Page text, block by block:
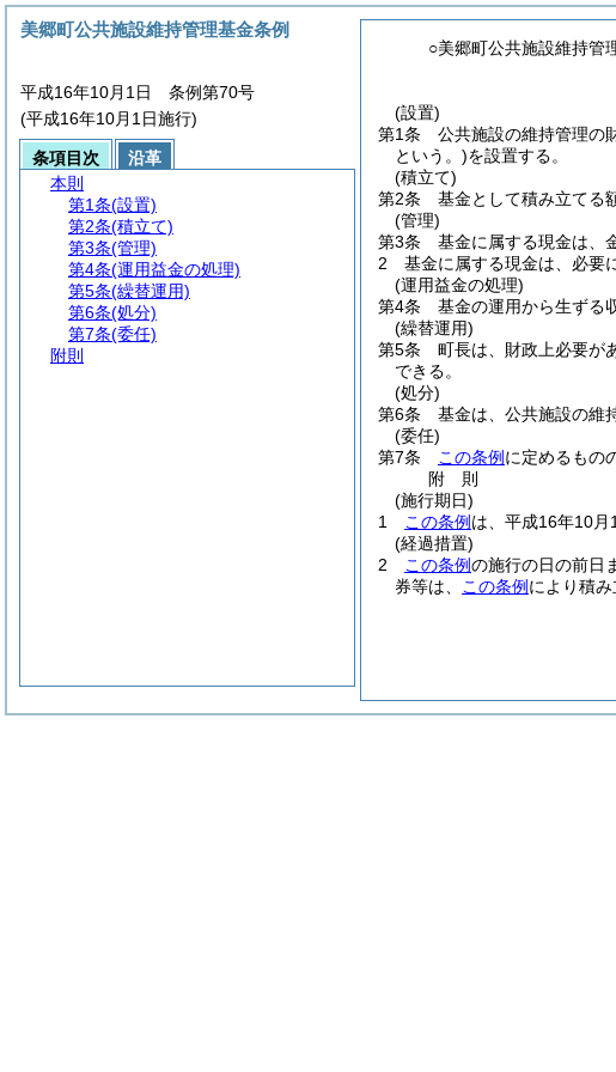
○美郷町公共施設維持管
(設置)
第1条
公共施設の維持管理の
という。)を設置する。
(積立て)
第2条
基金として積み立てる
(管理)
第3条
基金に属する現金は、
2
基金に属する現金は、必要
(運用益金の処理)
第4条
基金の運用から生ずる
(繰替運用)
第5条
町長は、財政上必要が
できる。
(処分)
第6条
基金は、公共施設の維
(委任)
第7条
この条例 に定めるもの
附 則
(施行期日)
1
この条例 は、平成16年10月
(経過措置)
2
この条例の施行の日の前日
券等は、
この条例 により積み
美郷町公共施設維持管理基金条例
平成16年10月1日 条例第70号
(平成16年10月1日施行)
条項目次
沿革
本則
第1条(設置)
第2条(積立て)
第3条(管理)
第4条(運用益金の処理)
第5条(繰替運用)
第6条(処分)
第7条(委任)
附則